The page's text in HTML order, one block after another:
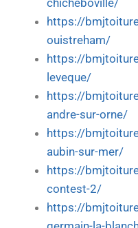
chicheboville/
https://
ouistreham/
https://
leveque/
https://
andre-sur-orne/
https://
aubin-sur-mer/
https://
contest-2/
https://